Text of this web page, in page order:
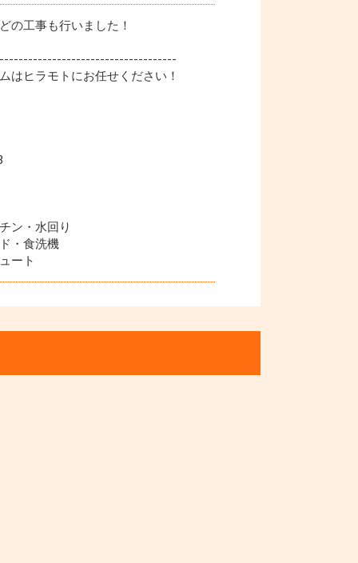
の工事も行いました！
はヒラモトにお任せください！
ン・水回り
・食洗機
ート